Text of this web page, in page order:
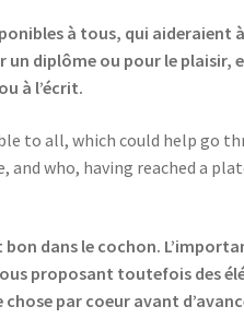
à tous, qui aideraient
un diplôme ou pour le
à l’écrit.
to all, which could help go
who, having reached a
dans le cochon.
proposant toutefois des
par coeur avant